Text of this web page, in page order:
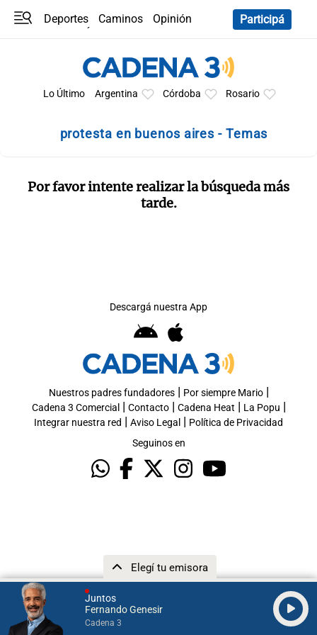
Juntos
Fernando Genesir
Cadena 3
Elegí tu emisora
Deportes Caminos
Opinión
Participá
Lo Último Argentina Córdoba Rosario
protesta en buenos aires - Temas
Por favor intente realizar la búsqueda más
tarde.
Descargá nuestra App
Nuestros padres fundadores| Por siempre Mario|
Cadena 3 Comercial | Contacto| Cadena Heat | La Popu |
Integrar nuestra red | Aviso Legal | Política de Privacidad
Seguinos en